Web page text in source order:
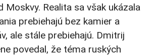
Moskvy. Realita sa však ukázala
prebiehajú bez kamier a
ale stále prebiehajú. Dmitrij
povedal, že téma ruských